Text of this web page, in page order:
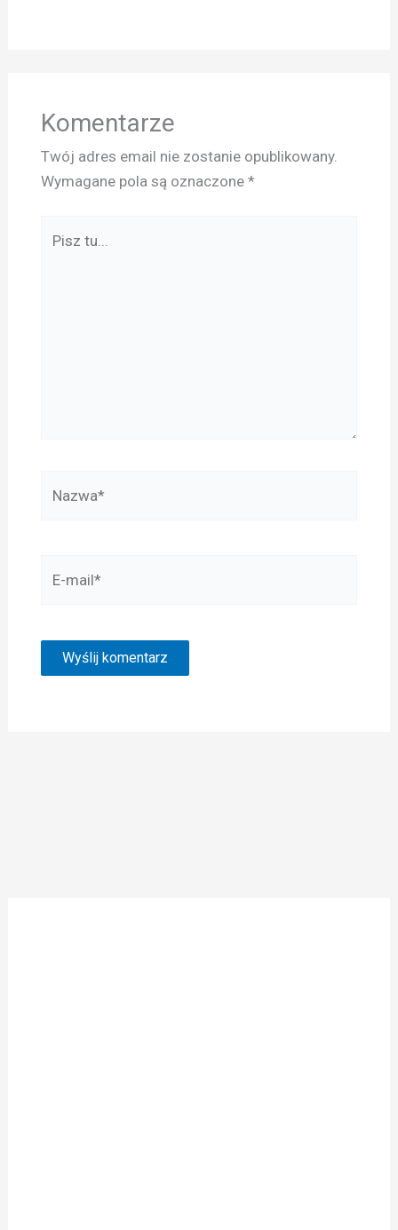
Komentarze
Twój adres email nie zostanie opublikowany.
Wymagane pola są oznaczone *